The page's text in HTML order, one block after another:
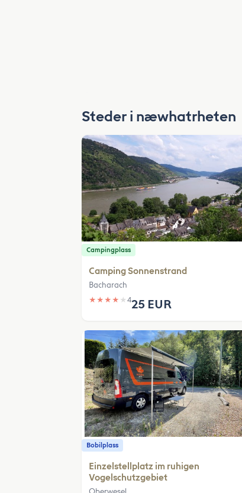
Steder i næwhatrheten
Campingplass
Camping Sonnenstrand
Bacharach
★ ★ ★ ★ ★ 425 EUR
Bobilplass
Einzelstellplatz im ruhigen
Vogelschutzgebiet